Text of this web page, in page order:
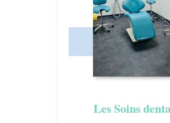
Les Soins